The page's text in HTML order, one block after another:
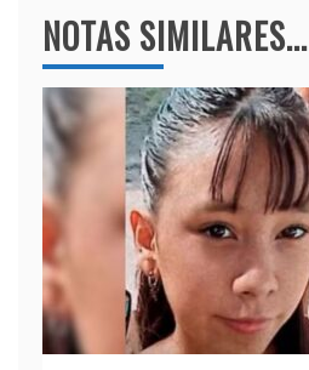
NOTAS SIMILARES...